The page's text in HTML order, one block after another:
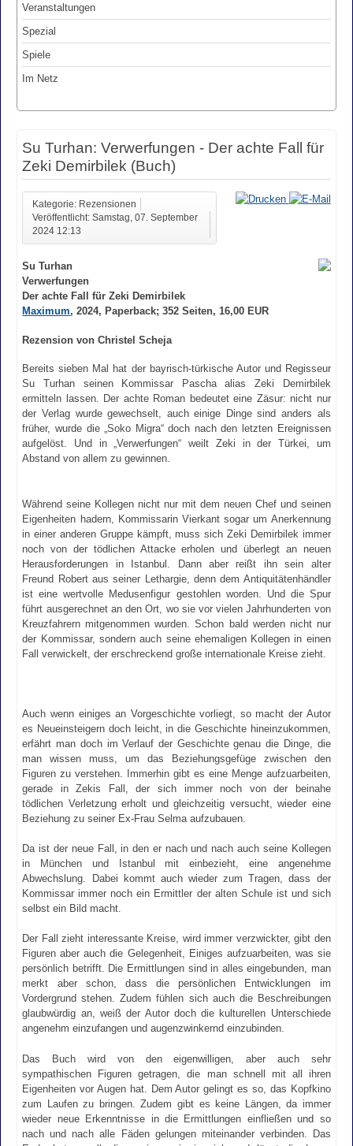
Veranstaltungen
Spezial
Spiele
Im Netz
Su Turhan: Verwerfungen - Der achte Fall für
Zeki Demirbilek (Buch)
Kategorie: Rezensionen
Veröffentlicht: Samstag, 07. September
2024 12:13
Su Turhan
Verwerfungen
Der achte Fall für Zeki Demirbilek
Maximum, 2024, Paperback; 352 Seiten, 16,00 EUR
Rezension von Christel Scheja
Bereits sieben Mal hat der bayrisch-türkische Autor und Regisseur
Su Turhan seinen Kommissar Pascha alias Zeki Demirbilek
ermitteln lassen. Der achte Roman bedeutet eine Zäsur: nicht nur
der Verlag wurde gewechselt, auch einige Dinge sind anders als
früher, wurde die „Soko Migra“ doch nach den letzten Ereignissen
aufgelöst. Und in „Verwerfungen“ weilt Zeki in der Türkei, um
Abstand von allem zu gewinnen.
Während seine Kollegen nicht nur mit dem neuen Chef und seinen
Eigenheiten hadern, Kommissarin Vierkant sogar um Anerkennung
in einer anderen Gruppe kämpft, muss sich Zeki Demirbilek immer
noch von der tödlichen Attacke erholen und überlegt an neuen
Herausforderungen in Istanbul. Dann aber reißt ihn sein alter
Freund Robert aus seiner Lethargie, denn dem Antiquitätenhändler
ist eine wertvolle Medusenfigur gestohlen worden. Und die Spur
führt ausgerechnet an den Ort, wo sie vor vielen Jahrhunderten von
Kreuzfahrern mitgenommen wurden. Schon bald werden nicht nur
der Kommissar, sondern auch seine ehemaligen Kollegen in einen
Fall verwickelt, der erschreckend große internationale Kreise zieht.
Auch wenn einiges an Vorgeschichte vorliegt, so macht der Autor
es Neueinsteigern doch leicht, in die Geschichte hineinzukommen,
erfährt man doch im Verlauf der Geschichte genau die Dinge, die
man wissen muss, um das Beziehungsgefüge zwischen den
Figuren zu verstehen. Immerhin gibt es eine Menge aufzuarbeiten,
gerade in Zekis Fall, der sich immer noch von der beinahe
tödlichen Verletzung erholt und gleichzeitig versucht, wieder eine
Beziehung zu seiner Ex-Frau Selma aufzubauen.
Da ist der neue Fall, in den er nach und nach auch seine Kollegen
in München und Istanbul mit einbezieht, eine angenehme
Abwechslung. Dabei kommt auch wieder zum Tragen, dass der
Kommissar immer noch ein Ermittler der alten Schule ist und sich
selbst ein Bild macht.
Der Fall zieht interessante Kreise, wird immer verzwickter, gibt den
Figuren aber auch die Gelegenheit, Einiges aufzuarbeiten, was sie
persönlich betrifft. Die Ermittlungen sind in alles eingebunden, man
merkt aber schon, dass die persönlichen Entwicklungen im
Vordergrund stehen. Zudem fühlen sich auch die Beschreibungen
glaubwürdig an, weiß der Autor doch die kulturellen Unterschiede
angenehm einzufangen und augenzwinkernd einzubinden.
Das Buch wird von den eigenwilligen, aber auch sehr
sympathischen Figuren getragen, die man schnell mit all ihren
Eigenheiten vor Augen hat. Dem Autor gelingt es so, das Kopfkino
zum Laufen zu bringen. Zudem gibt es keine Längen, da immer
wieder neue Erkenntnisse in die Ermittlungen einfließen und so
nach und nach alle Fäden gelungen miteinander verbinden. Das